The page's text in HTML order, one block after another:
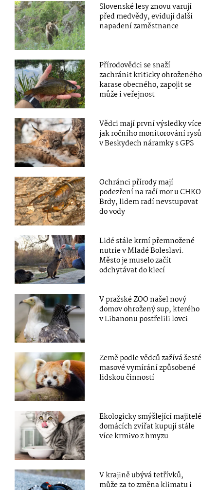
Slovenské lesy znovu varují
před medvědy, evidují další
napadení zaměstnance
Přírodovědci se snaží
zachránit kriticky ohroženého
karase obecného, zapojit se
může i veřejnost
Vědci mají první výsledky více
jak ročního monitorování rysů
v Beskydech náramky s GPS
Ochránci přírody mají
podezření na račí mor u CHKO
Brdy, lidem radí nevstupovat
do vody
Lidé stále krmí přemnožené
nutrie v Mladé Boleslavi.
Město je muselo začít
odchytávat do klecí
V pražské ZOO našel nový
domov ohrožený sup, kterého
v Libanonu postřelili lovci
Země podle vědců zažívá šesté
masové vymírání způsobené
lidskou činností
Ekologicky smýšlející majitelé
domácích zvířat kupují stále
více krmivo z hmyzu
V krajině ubývá tetřívků,
může za to změna klimatu i